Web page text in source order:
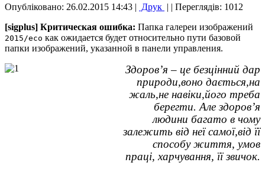
Опубліковано: 26.02.2015 14:43 Друк
| Переглядів: 1012
[sigplus] Критическая ошибка: Папка галереи изображений
2015/eco как ожидается будет относительно пути базовой
папки изображений, указанной в панели управления.
Здоров’я – це безцінний дар
природи,воно дається,на
жаль,не навіки,його треба
берегти. Але здоров’я
людини багато в чому
залежить від неї самої,від її
способу життя, умов
праці, харчування, її звичок.